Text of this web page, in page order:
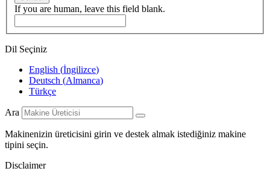
If you are human, leave this field blank.
Dil Seçiniz
English (İngilizce)
Deutsch (Almanca)
Türkçe
Ara
Makinenizin üreticisini girin ve destek almak istediğiniz makine
tipini seçin.
Disclaimer